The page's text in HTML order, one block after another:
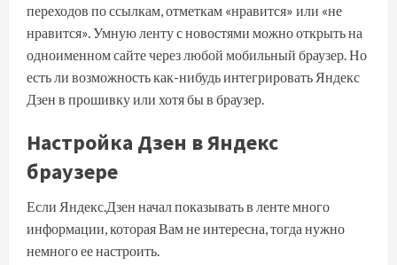
переходов по ссылкам, отметкам «нравится» или «не
нравится». Умную ленту с новостями можно открыть на
одноименном сайте через любой мобильный браузер. Но
есть ли возможность как-нибудь интегрировать Яндекс
Дзен в прошивку или хотя бы в браузер.
Настройка Дзен в Яндекс
браузере
Если Яндекс.Дзен начал показывать в ленте много
информации, которая Вам не интересна, тогда нужно
немного ее настроить.